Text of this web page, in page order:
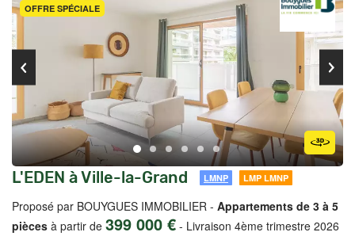
OFFRE SPÉCIALE
L'EDEN à Ville-la-Grand LMNP LMP LMNP
Proposé par BOUYGUES IMMOBILIER - Appartements de 3 à 5
pièces à partir de 399 000 € - Livraison 4ème trimestre 2026